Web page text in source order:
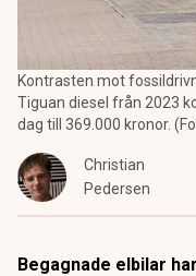
Kontrasten mot
Tiguan diesel från 2023
dag till 369.000 kronor.
Christian
Pedersen
Begagnade elbilar